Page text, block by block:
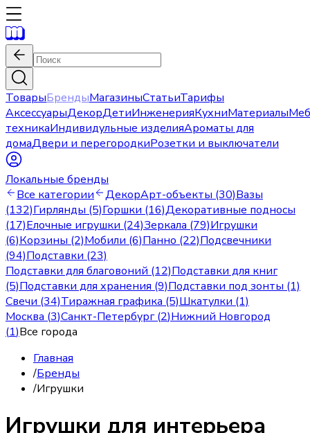
ТоварыБрендыМагазиныСтатьиТарифы
АксессуарыДекорДетиИнженерияКухниМатериалы
техникаИндивидульные изделияАроматы для
домаДвери и перегородкиРозетки и выключатели
Локальные бренды
Все категории
ДекорАрт-объекты (30)Вазы
(132)Гирлянды (5)Горшки (16)Декоративные подносы
(17)Елочные игрушки (24)Зеркала (79)Игрушки
(6)Корзины (2)Мобили (6)Панно (22)Подсвечники
(94)Подставки (23)
Подставки для благовоний (12)Подставки для книг
(5)Подставки для хранения (9)Подставки под зонты (1)
Свечи (34)Тиражная графика (5)Шкатулки (1)
Москва (3)Санкт-Петербург(2)Нижний Новгород
(1)Все города
Главная
/Бренды
/Игрушки
Игрушки для интерьера